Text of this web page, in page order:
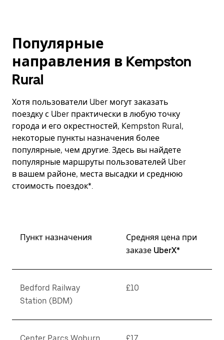
Популярные
направления в Kempston
Rural
Хотя пользователи Uber могут заказать
поездку с Uber практически в любую точку
города и его окрестностей, Kempston Rural,
некоторые пункты назначения более
популярные, чем другие. Здесь вы найдете
популярные маршруты пользователей Uber
в вашем районе, места высадки и среднюю
стоимость поездок*.
Пункт назначения
Средняя цена при
заказе UberX*
Bedford Railway
Station (BDM)
£10